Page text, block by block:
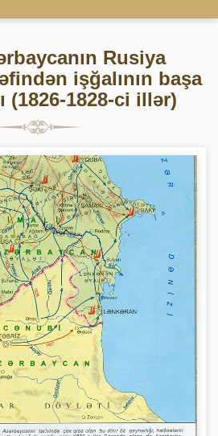
Rusiya
işğalının başa
(1826-1828-ci illər)